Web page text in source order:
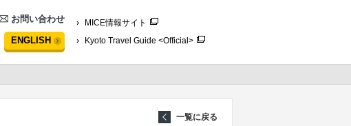
お問い合わせ
ENGLISH
MICE情報サイト
Kyoto Travel Guide <Official>
一覧に戻る